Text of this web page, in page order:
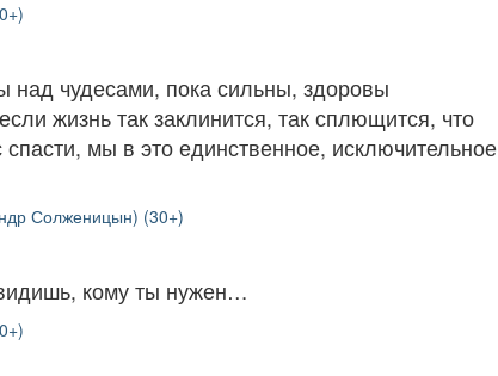
над чудесами, пока сильны, здоровы
жизнь так заклинится, так сплющится, что
спасти, мы в это единственное, исключительное
Солженицын) (30+)
кому ты нужен…